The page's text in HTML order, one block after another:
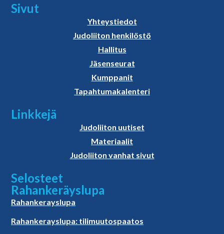
Sivut
Yhteystiedot
Judoliiton henkilöstö
Hallitus
Jäsenseurat
Kumppanit
Tapahtumakalenteri
Linkkejä
Judoliiton uutiset
Materiaalit
Judoliiton vanhat sivut
Selosteet
Rahankeräyslupa
Rahankerayslupa
Rahankerayslupa: tilimuutospaatos